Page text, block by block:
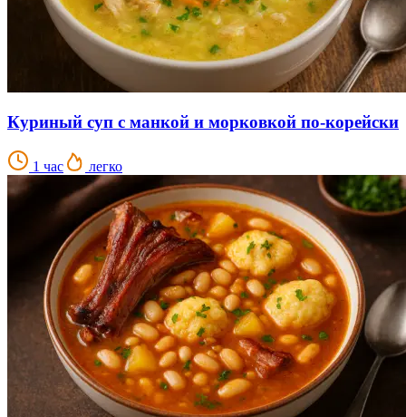
Куриный суп с манкой и морковкой по-корейски
1 час легко